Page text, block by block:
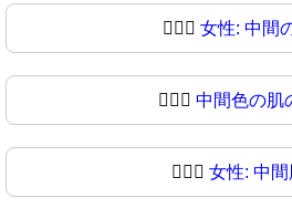
👱🏽‍♀ 女性: 中間
👱🏾‍♀️ 中間色の肌
👱🏾‍♀ 女性: 中